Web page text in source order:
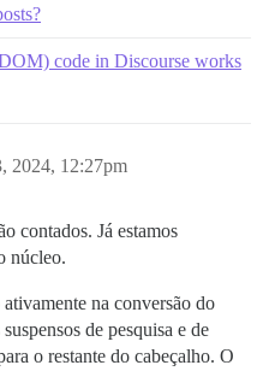
code in Discourse works
2024, 12:27pm
contados. Já estamos
núcleo.
na conversão do
de pesquisa e de
o restante do cabeçalho. O